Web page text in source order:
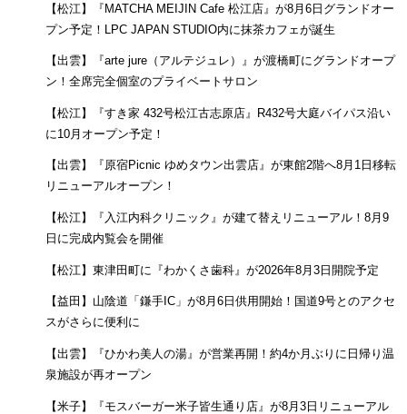
【松江】『MATCHA MEIJIN Cafe 松江店』が8月6日グランドオー
プン予定！LPC JAPAN STUDIO内に抹茶カフェが誕生
【出雲】『arte jure（アルテジュレ）』が渡橋町にグランドオープ
ン！全席完全個室のプライベートサロン
【松江】『すき家 432号松江古志原店』R432号大庭バイパス沿い
に10月オープン予定！
【出雲】『原宿Picnic ゆめタウン出雲店』が東館2階へ8月1日移転
リニューアルオープン！
【松江】『入江内科クリニック』が建て替えリニューアル！8月9
日に完成内覧会を開催
【松江】東津田町に『わかくさ歯科』が2026年8月3日開院予定
【益田】山陰道「鎌手IC」が8月6日供用開始！国道9号とのアクセ
スがさらに便利に
【出雲】『ひかわ美人の湯』が営業再開！約4か月ぶりに日帰り温
泉施設が再オープン
【米子】『モスバーガー米子皆生通り店』が8月3日リニューアル